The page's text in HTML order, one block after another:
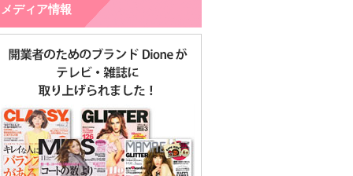
メディア情報